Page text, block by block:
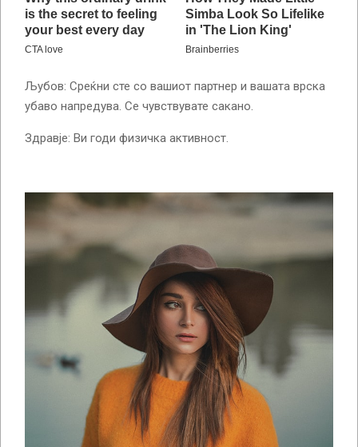
Љубов: Среќни сте со вашиот партнер и вашата врска
убаво напредува. Се чувствувате сакано.
Здравје: Ви годи физичка активност.